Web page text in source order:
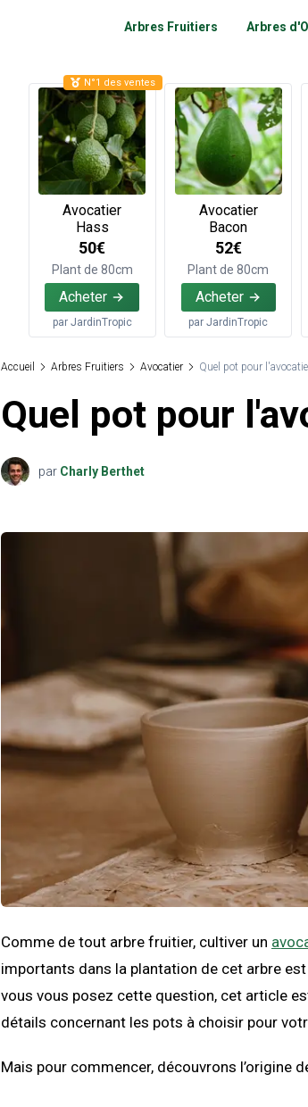
Arbres Fruitiers Arbres
Avocatier
Hass
50€
Plant de 80cm
Acheter
par JardinTropic
N°1 des ventes
Avocatier
Bacon
52€
Plant de 80cm
Acheter
parJardinTropic
Accueil Arbres Fruitiers Avocatier Quel pot pour
Quel pot pour
par Charly Berthet
Comme de tout arbre fruitier, cultiver un
importants dans la plantation de cet arbre
vous vous posez cette question, cet article
détails concernant les pots à choisir pour
Mais pour commencer, découvrons l’origine